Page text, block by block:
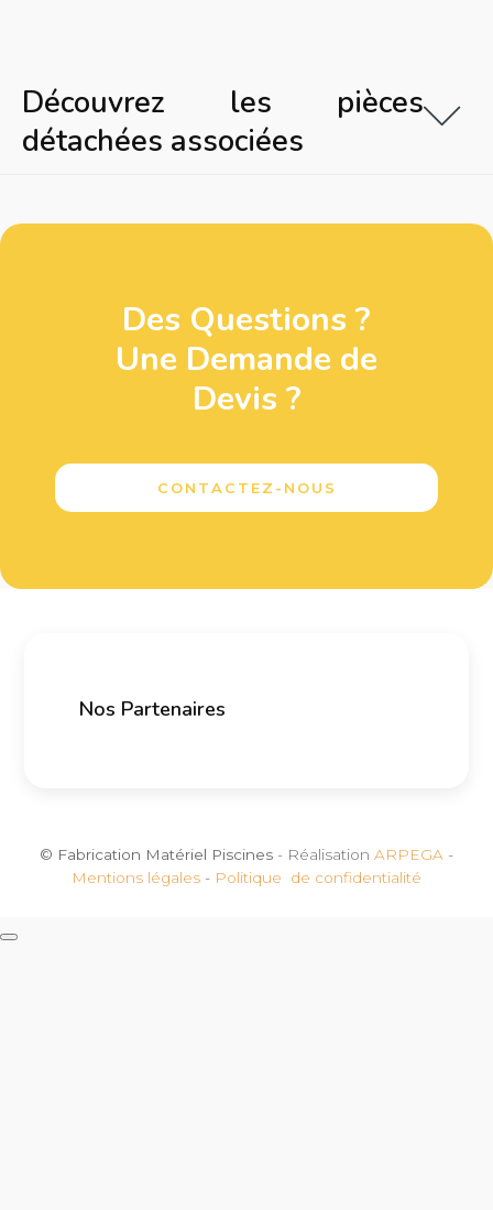
Découvrez les pièces
détachées associées
Des Questions ?
Une Demande de
Devis ?
CONTACTEZ-NOUS
Nos Partenaires
© Fabrication Matériel Piscines - Réalisation ARPEGA -
Mentions légales - Politique de confidentialité